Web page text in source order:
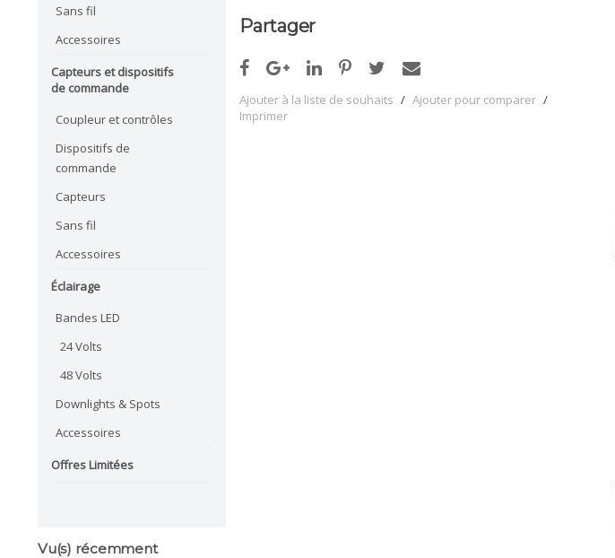
Sans fil
Accessoires
Capteurs et dispositifs
de commande
Coupleur et contrôles
Dispositifs de
commande
Capteurs
Sans fil
Accessoires
Éclairage
Bandes LED
24 Volts
48 Volts
Downlights & Spots
Accessoires
Offres Limitées
Vu(s) récemment
Partager
Ajouter à la liste de souhaits / Ajouter pour comparer /
Imprimer